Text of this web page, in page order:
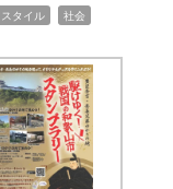
タイル 社会